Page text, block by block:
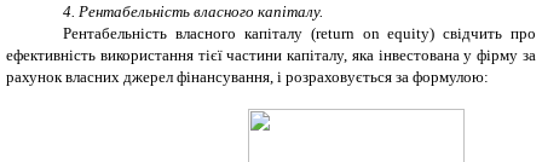
4. Рентабельність власного капіталу.
Рентабельність власного капіталу (return on equity) свідчить про
ефективність використання тієї частини капіталу, яка інвестована у фірму за
рахунок власних джерел фінансування, і розраховується за формулою: